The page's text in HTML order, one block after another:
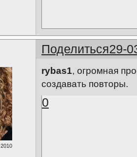
Поделиться29-
rybas1, огромная
создавать повторы.
0